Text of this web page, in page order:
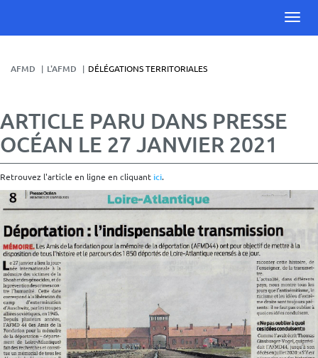
AFMD L'AFMD DÉLÉGATIONS TERRITORIALES
ARTICLE PARU DANS PRESSE
OCÉAN LE 27 JANVIER 2021
Retrouvez l'article en ligne en cliquant ici.